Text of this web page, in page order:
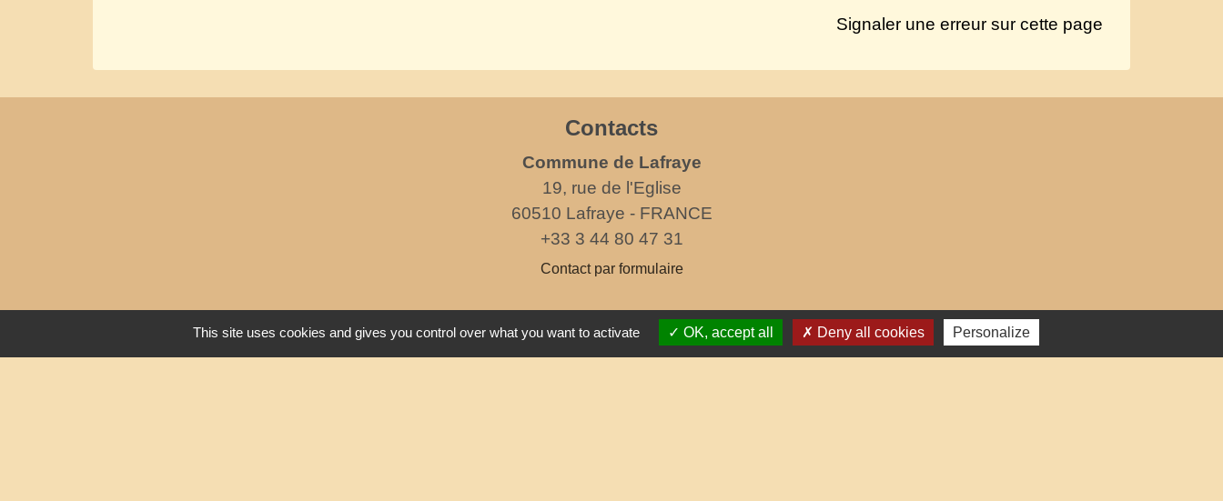
Signaler une erreur sur cette page
Contacts
Commune de Lafraye
19, rue de l'Eglise
60510 Lafraye - FRANCE
+33 3 44 80 47 31
Contact par formulaire
horaires d'ouverture au public
le mercredi de 17h à 19h
This site uses cookies and gives you control over what you want to activate OK, accept all Deny all cookies Personalize